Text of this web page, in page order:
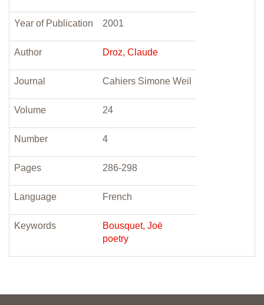
Year of Publication 2001
Author Droz, Claude
Journal Cahiers Simone Weil
Volume 24
Number 4
Pages 286-298
Language French
Keywords
Bousquet, Joë
poetry